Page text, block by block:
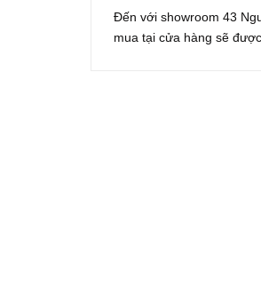
Đến với showroom 43
mua tại cửa hàng sẽ